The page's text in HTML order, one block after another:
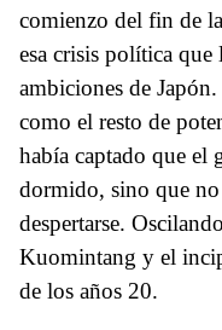
comienzo del fin de
esa crisis política que
ambiciones de
como el resto de
había captado que el
dormido, sino que
despertarse.
Kuomintang y el
de los años 20.